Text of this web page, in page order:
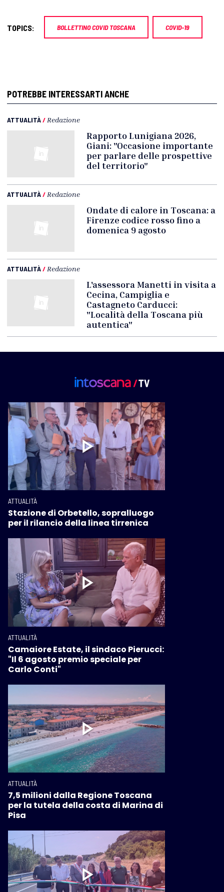
TOPICS: BOLLETTINO COVID TOSCANA COVID-19
POTREBBE INTERESSARTI ANCHE
ATTUALITÀ/ Redazione
Rapporto Lunigiana 2026,
Giani: "Occasione importante
per parlare delle prospettive
del territorio"
ATTUALITÀ/ Redazione
Ondate di calore in Toscana: a
Firenze codice rosso fino a
domenica 9 agosto
ATTUALITÀ/ Redazione
L'assessora Manetti in visita a
Cecina, Campiglia e
Castagneto Carducci:
"Località della Toscana più
autentica"
ATTUALITÀ
Stazione di Orbetello, sopralluogo
per il rilancio della linea tirrenica
ATTUALITÀ
Camaiore Estate, il sindaco Pierucci:
"Il 6 agosto premio speciale per
Carlo Conti"
ATTUALITÀ
7,5 milioni dalla Regione Toscana
per la tutela della costa di Marina di
Pisa